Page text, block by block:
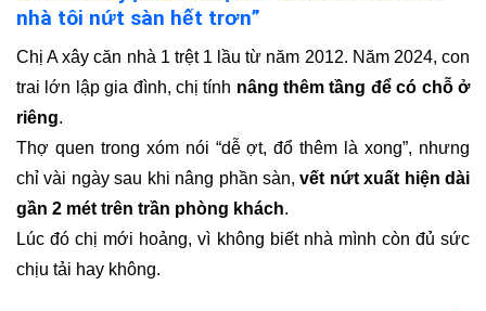
nhà tôi nứt sàn hết trơn”
Chị A xây căn nhà 1 trệt 1 lầu từ năm 2012. Năm 2024, con
trai lớn lập gia đình, chị tính nâng thêm tầng để có chỗ ở
riêng.
Thợ quen trong xóm nói “dễ ợt, đổ thêm là xong”, nhưng
chỉ vài ngày sau khi nâng phần sàn,vết nứt xuất hiện dài
gần 2 mét trên trần phòng khách.
Lúc đó chị mới hoảng, vì không biết nhà mình còn đủ sức
chịu tải hay không.